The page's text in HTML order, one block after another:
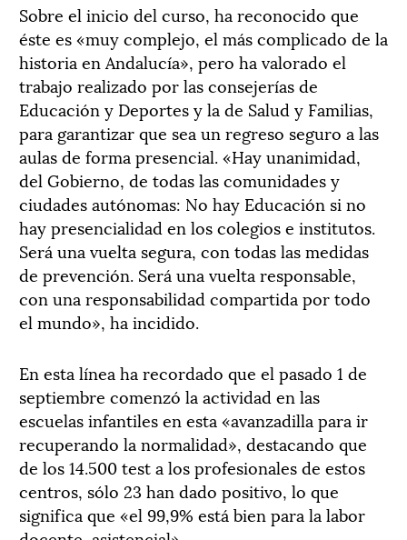
Sobre el inicio del curso, ha reconocido que
éste es «muy complejo, el más complicado de la
historia en Andalucía», pero ha valorado el
trabajo realizado por las consejerías de
Educación y Deportes y la de Salud y Familias,
para garantizar que sea un regreso seguro a las
aulas de forma presencial. «Hay unanimidad,
del Gobierno, de todas las comunidades y
ciudades autónomas: No hay Educación si no
hay presencialidad en los colegios e institutos.
Será una vuelta segura, con todas las medidas
de prevención. Será una vuelta responsable,
con una responsabilidad compartida por todo
el mundo», ha incidido.
En esta línea ha recordado que el pasado 1 de
septiembre comenzó la actividad en las
escuelas infantiles en esta «avanzadilla para ir
recuperando la normalidad», destacando que
de los 14.500 test a los profesionales de estos
centros, sólo 23 han dado positivo, lo que
significa que «el 99,9% está bien para la labor